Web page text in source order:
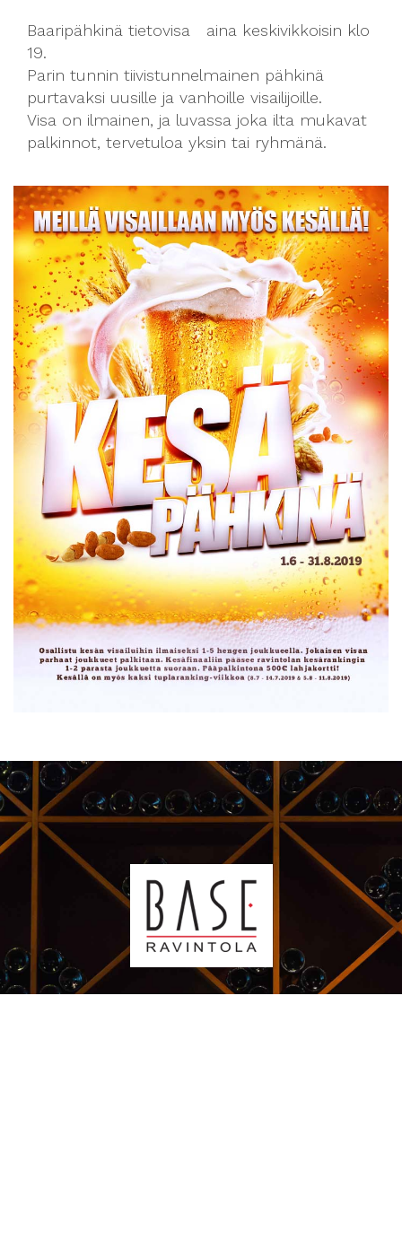
Baaripähkinä tietovisa aina keskivikkoisin klo
19.
Parin tunnin tiivistunnelmainen pähkinä
purtavaksi uusille ja vanhoille visailijoille.
Visa on ilmainen, ja luvassa joka ilta mukavat
palkinnot, tervetuloa yksin tai ryhmänä.